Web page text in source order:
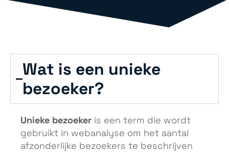
Wat is een unieke
bezoeker?
Unieke bezoeker is een term die wordt
gebruikt in webanalyse om het aantal
afzonderlijke bezoekers te beschrijven